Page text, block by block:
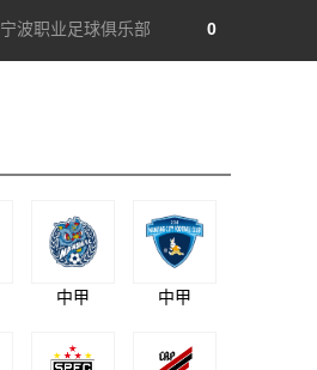
宁波职业足球俱乐部 0
中甲 中甲